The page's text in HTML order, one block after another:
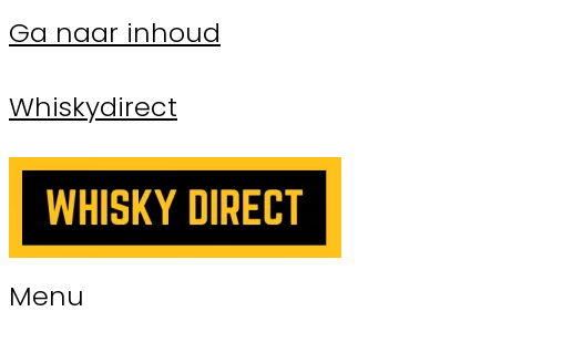
Ga naar inhoud
Whiskydirect
Menu